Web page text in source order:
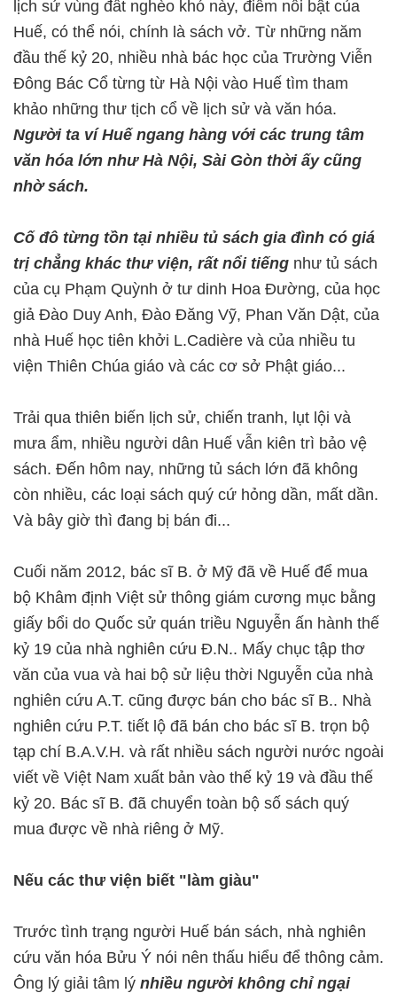
lịch sử vùng đất nghèo khó này, điểm nổi bật của
Huế, có thể nói, chính là sách vở. Từ những năm
đầu thế kỷ 20, nhiều nhà bác học của Trường Viễn
Ðông Bác Cổ từng từ Hà Nội vào Huế tìm tham
khảo những thư tịch cổ về lịch sử và văn hóa.
Người ta ví Huế ngang hàng với các trung tâm
văn hóa lớn như Hà Nội, Sài Gòn thời ấy cũng
nhờ sách.
Cố đô từng tồn tại nhiều tủ sách gia đình có giá
trị chẳng khác thư viện, rất nổi tiếng như tủ sách
của cụ Phạm Quỳnh ở tư dinh Hoa Ðường, của học
giả Ðào Duy Anh, Ðào Ðăng Vỹ, Phan Văn Dật, của
nhà Huế học tiên khởi L.Cadière và của nhiều tu
viện Thiên Chúa giáo và các cơ sở Phật giáo...
Trải qua thiên biến lịch sử, chiến tranh, lụt lội và
mưa ẩm, nhiều người dân Huế vẫn kiên trì bảo vệ
sách. Ðến hôm nay, những tủ sách lớn đã không
còn nhiều, các loại sách quý cứ hỏng dần, mất dần.
Và bây giờ thì đang bị bán đi...
Cuối năm 2012, bác sĩ B. ở Mỹ đã về Huế để mua
bộ Khâm định Việt sử thông giám cương mục bằng
giấy bổi do Quốc sử quán triều Nguyễn ấn hành thế
kỷ 19 của nhà nghiên cứu Ð.N.. Mấy chục tập thơ
văn của vua và hai bộ sử liệu thời Nguyễn của nhà
nghiên cứu A.T. cũng được bán cho bác sĩ B.. Nhà
nghiên cứu P.T. tiết lộ đã bán cho bác sĩ B. trọn bộ
tạp chí B.A.V.H. và rất nhiều sách người nước ngoài
viết về Việt Nam xuất bản vào thế kỷ 19 và đầu thế
kỷ 20. Bác sĩ B. đã chuyển toàn bộ số sách quý
mua được về nhà riêng ở Mỹ.
Nếu các thư viện biết "làm giàu"
Trước tình trạng người Huế bán sách, nhà nghiên
cứu văn hóa Bửu Ý nói nên thấu hiểu để thông cảm.
Ông lý giải tâm lý nhiều người không chỉ ngại